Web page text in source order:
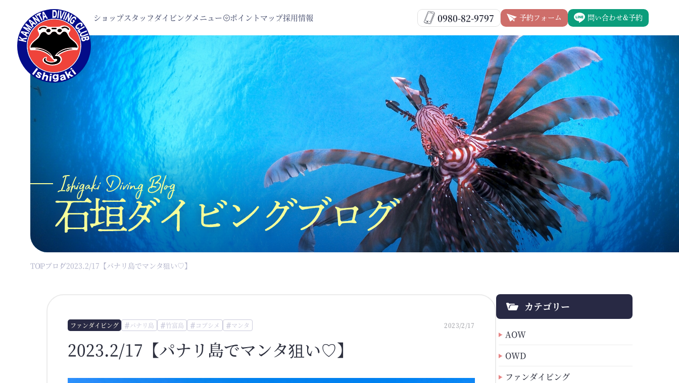
ショップスタッフダイビングメニュー ポイントマップ採用情報 0980-82-9797 予約フォーム 問い合わせ&予約
石垣ダイビングブログ
TOPブログ2023.2/17【パナリ島でマンタ狙い♡】
ファンダイビング パナリ島 竹富島 コブシメ マンタ 2023/2/17
2023.2/17【パナリ島でマンタ狙い♡】
カテゴリー
AOW
OWD
ファンダイビング